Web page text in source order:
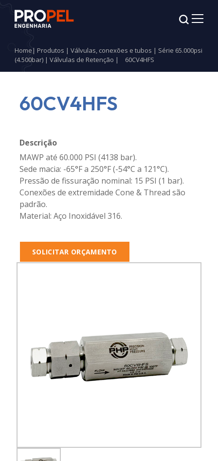
Home| Produtos | Válvulas, conexões e tubos | Série 65.000psi
(4.500bar) | Válvulas de Retenção | 60CV4HFS
60CV4HFS
Descrição
MAWP até 60.000 PSI (4138 bar).
Sede macia: -65°F a 250°F (-54°C a 121°C).
Pressão de fissuração nominal: 15 PSI (1 bar).
Conexões de extremidade Cone & Thread são
padrão.
Material: Aço Inoxidável 316.
SOLICITAR ORÇAMENTO